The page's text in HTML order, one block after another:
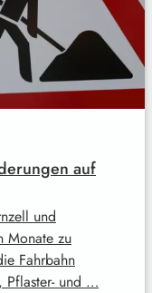
auf
und
Monate zu
Fahrbahn
Pflaster- und …